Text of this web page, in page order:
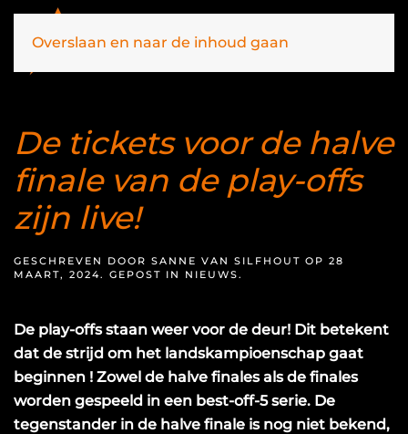
Overslaan en naar de inhoud gaan
De tickets voor de halve
finale van de play-offs
zijn live!
GESCHREVEN DOOR SANNE VAN SILFHOUT OP 28
MAART, 2024. GEPOST IN NIEUWS .
De play-offs staan weer voor de deur! Dit betekent
dat de strijd om het landskampioenschap gaat
beginnen ! Zowel de halve finales als de finales
worden gespeeld in een best-off-5 serie. De
tegenstander in de halve finale is nog niet bekend,